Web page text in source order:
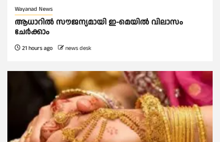
Wayanad News
ആധാറിൽ സൗജന്യമായി ഇ-മെയിൽ വിലാസം
ചേർക്കാം
21 hours ago news desk